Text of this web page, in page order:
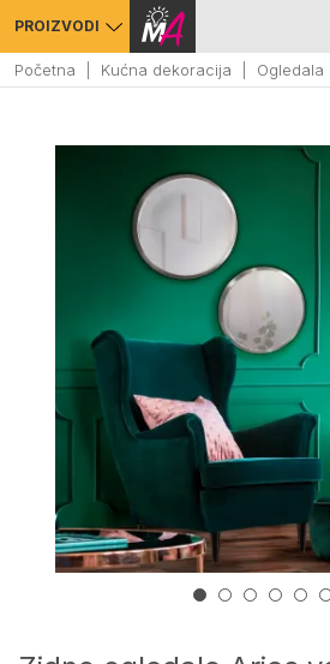
PROIZVODI
Početna Kućna dekoracija Ogledala